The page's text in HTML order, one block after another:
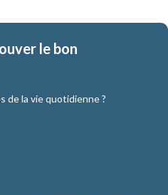
le bon
de la vie quotidienne ?